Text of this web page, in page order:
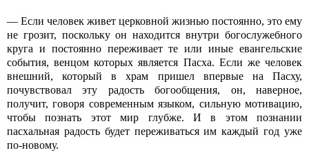
— Если человек живет церковной жизнью постоянно, это ему
не грозит, поскольку он находится внутри богослужебного
круга и постоянно переживает те или иные евангельские
события, венцом которых является Пасха. Если же человек
внешний, который в храм пришел впервые на Пасху,
почувствовал эту радость богообщения, он, наверное,
получит, говоря современным языком, сильную мотивацию,
чтобы познать этот мир глубже. И в этом познании
пасхальная радость будет переживаться им каждый год уже
по-новому.